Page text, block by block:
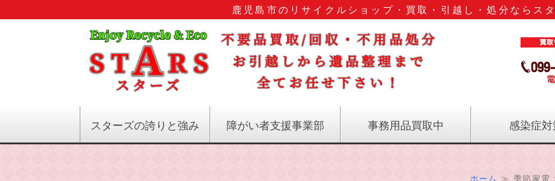
鹿児島市のリサイクルショップ・買取・引越し・処分ならス
スターズの誇りと強み 障がい者支援事業部 事務用品買取中 感染症
ホーム ≫ 季節家電